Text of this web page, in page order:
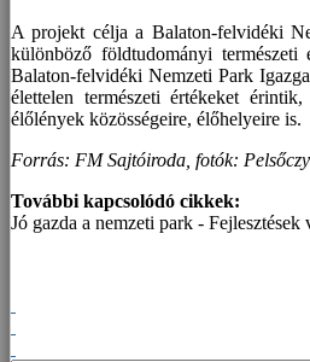
A projekt célja a Balaton-felvidéki
különböző földtudományi természeti
Balaton-felvidéki Nemzeti Park
élettelen természeti értékeket
élőlények közösségeire, élőhelyeire is.
Forrás: FM Sajtóiroda, fotók:
További kapcsolódó cikkek:
Jó gazda a nemzeti park -